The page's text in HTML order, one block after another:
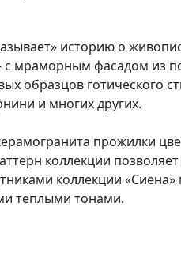
историю о
с мраморным фасадом из
образцов
и многих других.
прожилки
коллекции
коллекции «Сиена»
теплыми тонами.